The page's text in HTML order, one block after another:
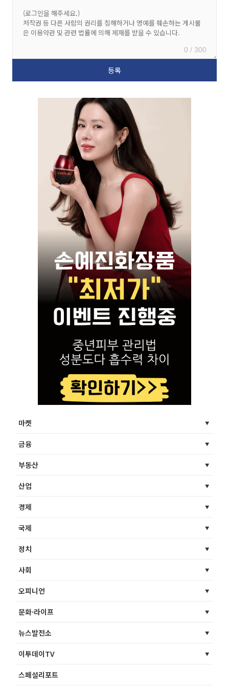
0 / 300
마켓
금융
부동산
산업
경제
국제
정치
사회
오피니언
문화·라이프
뉴스발전소
이투데이TV
스페셜리포트